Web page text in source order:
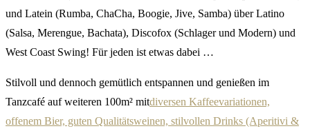
und Latein (Rumba, ChaCha, Boogie, Jive, Samba) über Latino
(Salsa, Merengue, Bachata), Discofox (Schlager und Modern) und
West Coast Swing! Für jeden ist etwas dabei …
Stilvoll und dennoch gemütlich entspannen und genießen im
Tanzcafé auf weiteren 100m² mitdiversen Kaffeevariationen,
offenem Bier, guten Qualitätsweinen, stilvollen Drinks (Aperitivi &